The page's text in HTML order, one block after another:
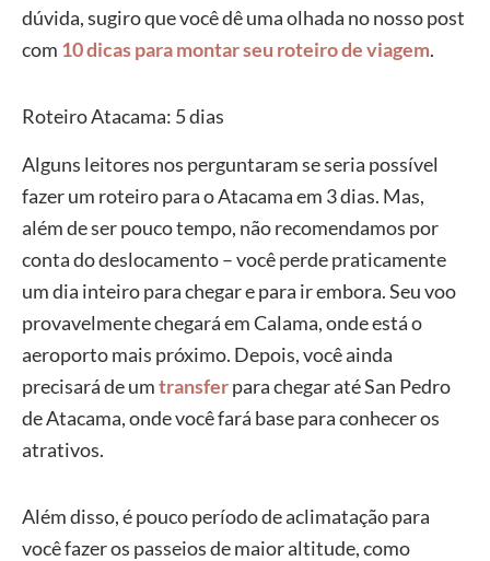
dúvida, sugiro que você dê uma olhada no nosso post
com 10 dicas para montar seu roteiro de viagem.
Roteiro Atacama: 5 dias
Alguns leitores nos perguntaram se seria possível
fazer um roteiro para o Atacama em 3 dias. Mas,
além de ser pouco tempo, não recomendamos por
conta do deslocamento – você perde praticamente
um dia inteiro para chegar e para ir embora. Seu voo
provavelmente chegará em Calama, onde está o
aeroporto mais próximo. Depois, você ainda
precisará de umtransferpara chegar até San Pedro
de Atacama, onde você fará base para conhecer os
atrativos.
Além disso, é pouco período de aclimatação para
você fazer os passeios de maior altitude, como